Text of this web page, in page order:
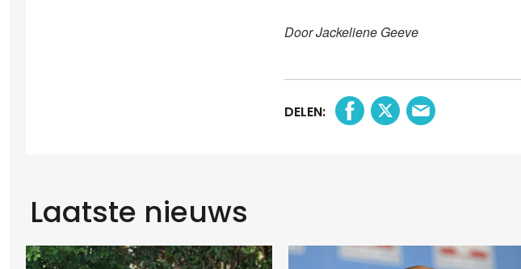
Door Jackeliene Geeve
DELEN:
Laatste nieuws